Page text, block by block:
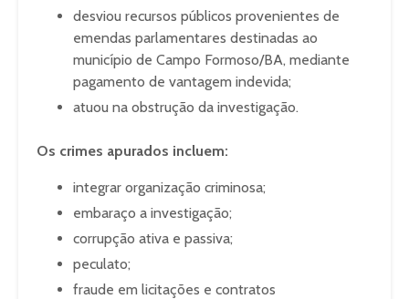
desviou recursos públicos provenientes de
emendas parlamentares destinadas ao
município de Campo Formoso/BA, mediante
pagamento de vantagem indevida;
atuou na obstrução da investigação.
Os crimes apurados incluem:
integrar organização criminosa;
embaraço a investigação;
corrupção ativa e passiva;
peculato;
fraude em licitações e contratos